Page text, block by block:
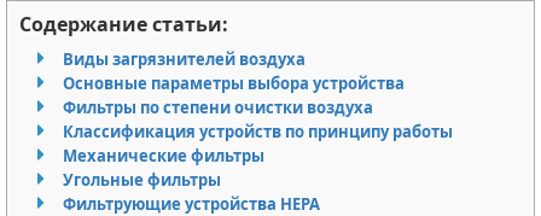
Мебель
Интерьер и дизайн
Дизайн дачи
Дизайн квартиры
Кухня
Посуда
Ремонт
О проекте
Контакты
Сотрудничество
Размещение рекламы
Содержание статьи:
Виды загрязнителей воздуха
Основные параметры выбора устройства
Фильтры по степени очистки воздуха
Классификация устройств по принципу работы
Механические фильтры
Угольные фильтры
Фильтрующие устройства HEPA